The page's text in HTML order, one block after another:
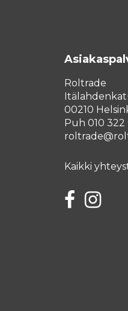
Roltrade
00210
Puh 010 322
Kaikki
Facebook